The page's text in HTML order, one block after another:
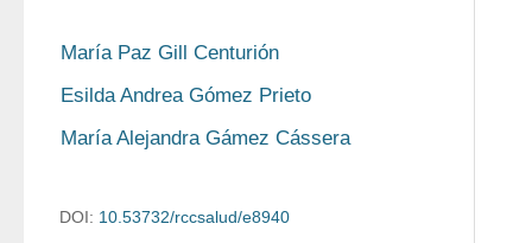
María Paz Gill Centurión
Esilda Andrea Gómez Prieto
María Alejandra Gámez Cássera
DOI: 10.53732/rccsalud/e8940